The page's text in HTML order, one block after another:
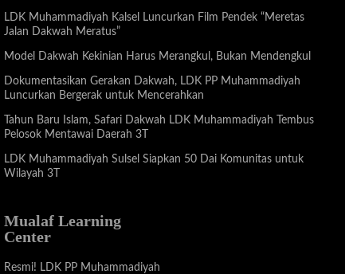
LDK Muhammadiyah Kalsel Luncurkan Film Pendek “Meretas
Jalan Dakwah Meratus”
Model Dakwah Kekinian Harus Merangkul, Bukan Mendengkul
Dokumentasikan Gerakan Dakwah, LDK PP Muhammadiyah
Luncurkan Bergerak untuk Mencerahkan
Tahun Baru Islam, Safari Dakwah LDK Muhammadiyah Tembus
Pelosok Mentawai Daerah 3T
LDK Muhammadiyah Sulsel Siapkan 50 Dai Komunitas untuk
Wilayah 3T
Mualaf Learning
Center
Resmi! LDK PP Muhammadiyah